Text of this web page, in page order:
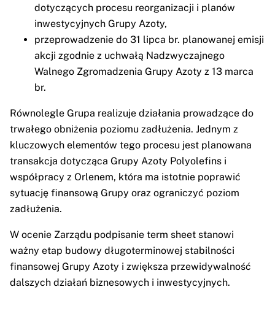
dotyczących procesu reorganizacji i planów
inwestycyjnych Grupy Azoty,
przeprowadzenie do 31 lipca br. planowanej emisji
akcji zgodnie z uchwałą Nadzwyczajnego
Walnego Zgromadzenia Grupy Azoty z 13 marca
br.
Równolegle Grupa realizuje działania prowadzące do
trwałego obniżenia poziomu zadłużenia. Jednym z
kluczowych elementów tego procesu jest planowana
transakcja dotycząca Grupy Azoty Polyolefins i
współpracy z Orlenem, która ma istotnie poprawić
sytuację finansową Grupy oraz ograniczyć poziom
zadłużenia.
W ocenie Zarządu podpisanie term sheet stanowi
ważny etap budowy długoterminowej stabilności
finansowej Grupy Azoty i zwiększa przewidywalność
dalszych działań biznesowych i inwestycyjnych.